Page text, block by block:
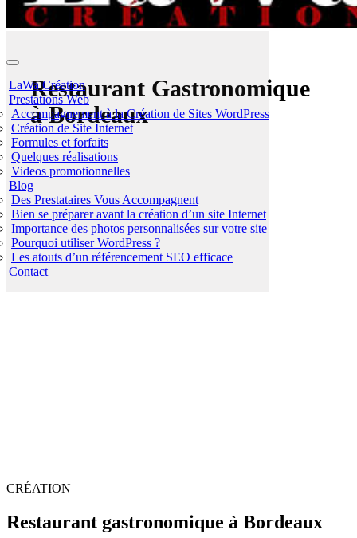
LaWa Création
Prestations Web
Accompagnement à la Création de Sites WordPress
Création de Site Internet
Formules et forfaits
Quelques réalisations
Videos promotionnelles
Blog
Des Prestataires Vous Accompagnent
Bien se préparer avant la création d’un site Internet
Importance des photos personnalisées sur votre site
Pourquoi utiliser WordPress ?
Les atouts d’un référencement SEO efficace
Contact
Restaurant Gastronomique
à Bordeaux
CRÉATION
Restaurant gastronomique à Bordeaux